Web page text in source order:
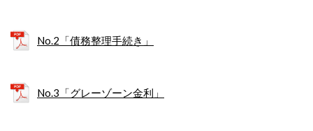
No.2「債務整理手続き」
No.3「グレーゾーン金利」